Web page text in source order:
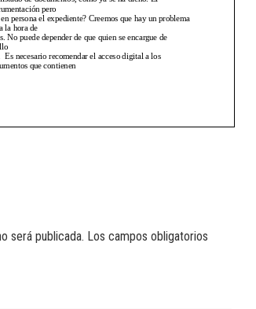
será publicada. Los campos obligatorios